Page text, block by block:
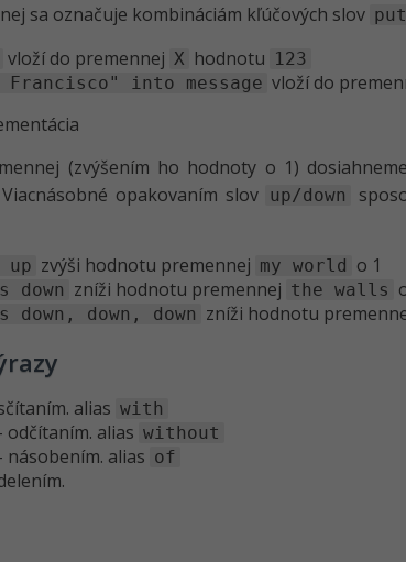
sa označuje kombináciám kľúčových slov
vloží do premennej X hodnotu 123
into message vloží do
(zvýšením ho hodnoty o 1)
opakovaním slov up/down
up zvýši hodnotu premennej my world o 1
down zníži hodnotu premennej the walls
down, down, down zníži hodnotu
alias with
odčítaním. alias without
násobením. alias of